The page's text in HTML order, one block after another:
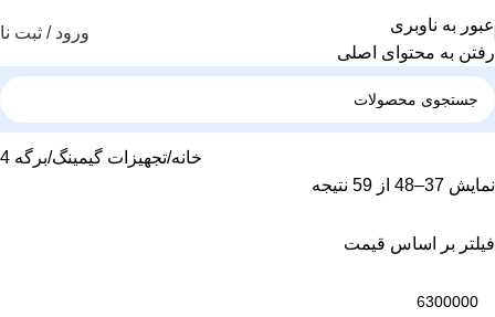
عبور به ناوبری
رفتن به محتوای اصلی
ورود / ثبت
خانه تجهیزات گیمینگ برگه 4
نمایش 37–48 از 59 نتیجه
فیلتر بر اساس قیمت